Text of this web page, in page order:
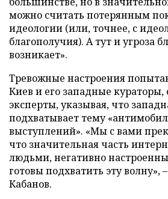
можно считать потерянным
идеологии (или, точнее, с
благополучия). А тут и угроза
возникает».
Тревожные настроения
Киев и его западные
эксперты, указывая, что
подхватывает тему
выступлений». «Мы с вами
что значительная часть
людьми, негативно
готовы подхватить эту волну»,
Кабанов.